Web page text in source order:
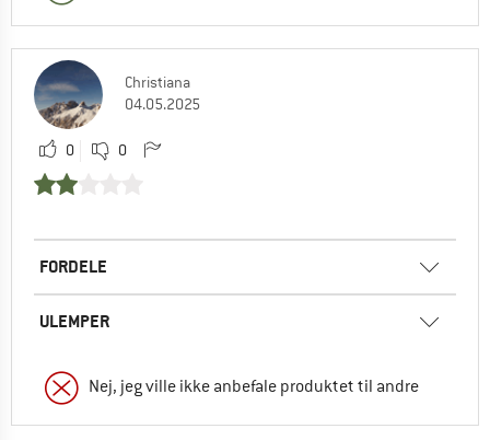
Christiana
04.05.2025
0 0
FORDELE
ULEMPER
Nej, jeg ville ikke anbefale produktet til andre